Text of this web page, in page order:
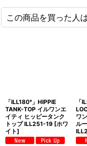
この商品を買った人
「ILL180°」HIPPIE
TANK-TOP イルワンエ
イティ ヒッピータンク
トップ ILL251-19 [ホワ
イト]
「
ワ
ル